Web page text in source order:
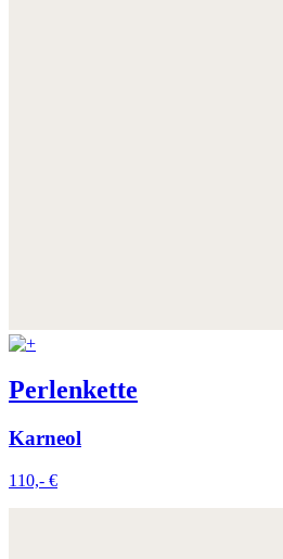
Perlenkette
Karneol
110,- €